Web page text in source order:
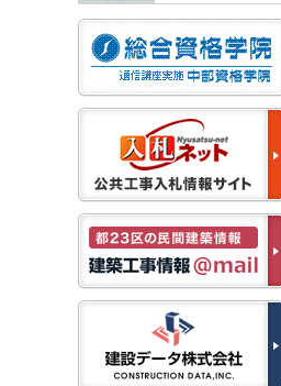
から通常通り運営いたし
ます。
2025/12/22
●年末年始に伴う情報更
新停止のお知らせ●
建設資料館をご利用いた
だき、誠に有難うござい
ます。
下記の期間につきまし
て、弊社休業のため情報
更新を停止させていただ
きます。
【期間】１２月２７日
(土)～１月４日(日)
上記の期間、情報の更新
がされませんので、ご了
承のほど、よろしくお願